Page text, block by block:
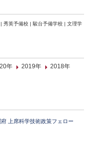
秀英予備校 | 駿台予備学校 | 文理学
年 2019年
2018年
上席科学技術政策フェロー